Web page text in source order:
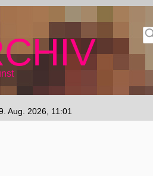
Aug. 2026, 11:01